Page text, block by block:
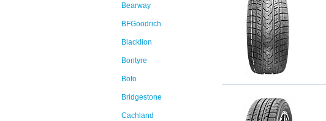
Bearway
BFGoodrich
Blacklion
Bontyre
Boto
Bridgestone
Cachland